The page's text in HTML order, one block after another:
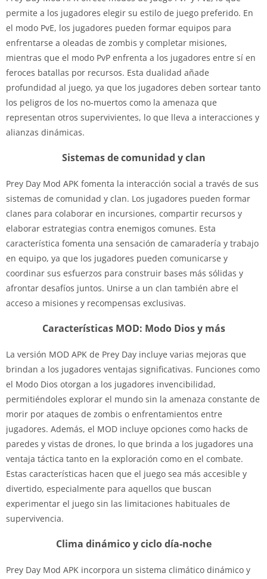
permite a los jugadores elegir su estilo de juego preferido. En
el modo PvE, los jugadores pueden formar equipos para
enfrentarse a oleadas de zombis y completar misiones,
mientras que el modo PvP enfrenta a los jugadores entre sí en
feroces batallas por recursos. Esta dualidad añade
profundidad al juego, ya que los jugadores deben sortear tanto
los peligros de los no-muertos como la amenaza que
representan otros supervivientes, lo que lleva a interacciones y
alianzas dinámicas.
Sistemas de comunidad y clan
Prey Day Mod APK fomenta la interacción social a través de sus
sistemas de comunidad y clan. Los jugadores pueden formar
clanes para colaborar en incursiones, compartir recursos y
elaborar estrategias contra enemigos comunes. Esta
característica fomenta una sensación de camaradería y trabajo
en equipo, ya que los jugadores pueden comunicarse y
coordinar sus esfuerzos para construir bases más sólidas y
afrontar desafíos juntos. Unirse a un clan también abre el
acceso a misiones y recompensas exclusivas.
Características MOD: Modo Dios y más
La versión MOD APK de Prey Day incluye varias mejoras que
brindan a los jugadores ventajas significativas. Funciones como
el Modo Dios otorgan a los jugadores invencibilidad,
permitiéndoles explorar el mundo sin la amenaza constante de
morir por ataques de zombis o enfrentamientos entre
jugadores. Además, el MOD incluye opciones como hacks de
paredes y vistas de drones, lo que brinda a los jugadores una
ventaja táctica tanto en la exploración como en el combate.
Estas características hacen que el juego sea más accesible y
divertido, especialmente para aquellos que buscan
experimentar el juego sin las limitaciones habituales de
supervivencia.
Clima dinámico y ciclo día-noche
Prey Day Mod APK incorpora un sistema climático dinámico y